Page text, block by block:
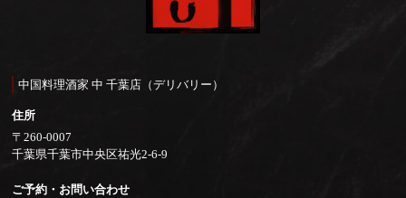
中国料理酒家 中 千葉店（デリバリー）
住所
〒260-0007
千葉県千葉市中央区祐光2-6-9
ご予約・お問い合わせ